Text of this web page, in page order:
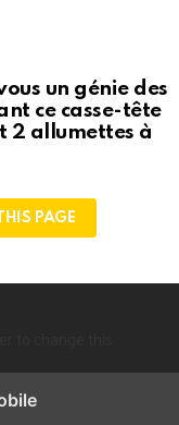
un génie des
ce casse-tête
2 allumettes à
PAGE